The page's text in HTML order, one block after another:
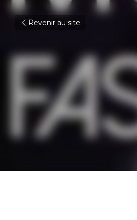
Revenir au site